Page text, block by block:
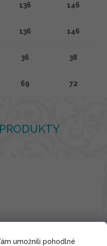
umožnili pohodlné
136 146
136 146
36 38
69 72